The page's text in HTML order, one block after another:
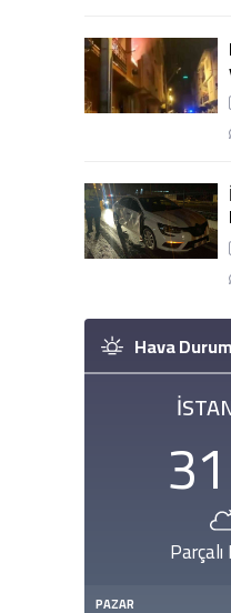
Hava
31
PAZAR